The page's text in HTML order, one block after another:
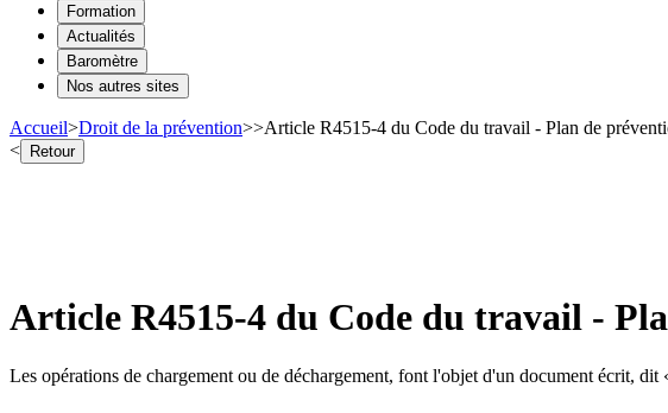
Formation
Actualités
Baromètre
Nos autres sites
Accueil>Droit de la prévention>>Article R4515-4 du Code du travail - Plan de
< Retour
Article R4515-4 du Code du travail -
Les opérations de chargement ou de déchargement, font l'objet d'un document écrit,